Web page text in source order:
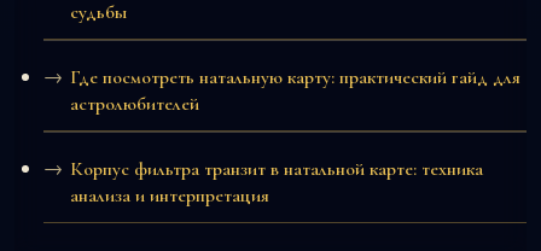
судьбы
Где посмотреть натальную карту: практический гайд для
астролюбителей
Корпус фильтра транзит в натальной карте: техника
анализа и интерпретация